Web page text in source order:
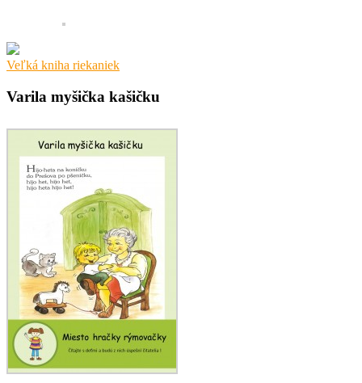
Veľká kniha riekaniek
Varila myšička kašičku